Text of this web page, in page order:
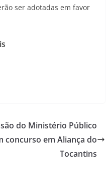
ser adotadas em favor
do Ministério Público
concurso em Aliança do
Tocantins